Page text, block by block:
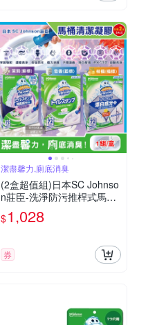
潔盡馨力,廁底消臭
(2盒超值組)日本SC Johnso
n莊臣-洗淨防污推桿式馬桶
清潔凝膠38g+推桿1支/盒
(可替換補充清潔劑,廁所免
沖水約720次)
$1,028
券